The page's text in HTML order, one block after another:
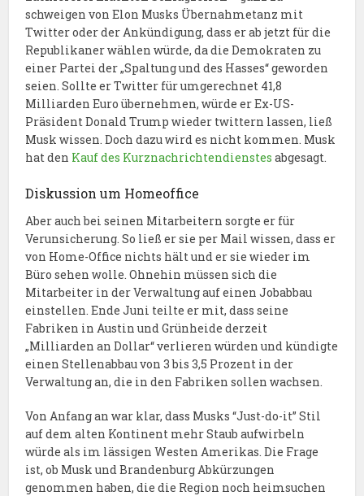
schweigen von Elon Musks Übernahmetanz mit
Twitter oder der Ankündigung, dass er ab jetzt für die
Republikaner wählen würde, da die Demokraten zu
einer Partei der „Spaltung und des Hasses“ geworden
seien. Sollte er Twitter für umgerechnet 41,8
Milliarden Euro übernehmen, würde er Ex-US-
Präsident Donald Trump wieder twittern lassen, ließ
Musk wissen. Doch dazu wird es nicht kommen. Musk
hat den Kauf des Kurznachrichtendienstes abgesagt.
Diskussion um Homeoffice
Aber auch bei seinen Mitarbeitern sorgte er für
Verunsicherung. So ließ er sie per Mail wissen, dass er
von Home-Office nichts hält und er sie wieder im
Büro sehen wolle. Ohnehin müssen sich die
Mitarbeiter in der Verwaltung auf einen Jobabbau
einstellen. Ende Juni teilte er mit, dass seine
Fabriken in Austin und Grünheide derzeit
„Milliarden an Dollar“ verlieren würden und kündigte
einen Stellenabbau von 3 bis 3,5 Prozent in der
Verwaltung an, die in den Fabriken sollen wachsen.
Von Anfang an war klar, dass Musks “Just-do-it” Stil
auf dem alten Kontinent mehr Staub aufwirbeln
würde als im lässigen Westen Amerikas. Die Frage
ist, ob Musk und Brandenburg Abkürzungen
genommen haben, die die Region noch heimsuchen